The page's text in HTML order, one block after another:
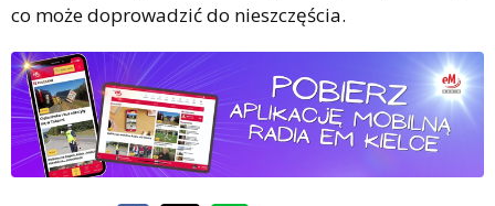
co może doprowadzić do nieszczęścia.